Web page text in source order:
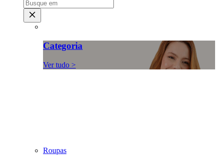
Categoria
Ver tudo >
Roupas